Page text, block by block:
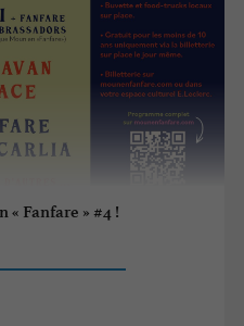
« Fanfare » #4 !